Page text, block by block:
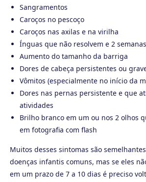
Sangramentos
Caroços no pescoço
Caroços nas axilas e na virilha
Ínguas que não resolvem e 2 semanas
Aumento do tamanho da barriga
Dores de cabeça persistentes ou
Vômitos (especialmente no início da
Dores nas pernas persistente e que
atividades
Brilho branco em um ou nos 2 olhos
em fotografia com flash
Muitos desses sintomas são
doenças infantis comuns, mas se eles
em um prazo de 7 a 10 dias é preciso